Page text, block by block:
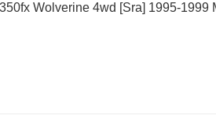
Wolverine 4wd [Sra] 1995-1999